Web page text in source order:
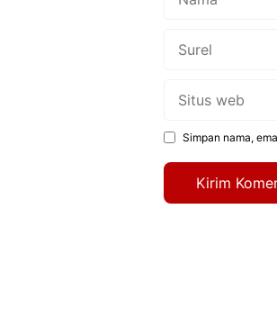
Simpan nama,